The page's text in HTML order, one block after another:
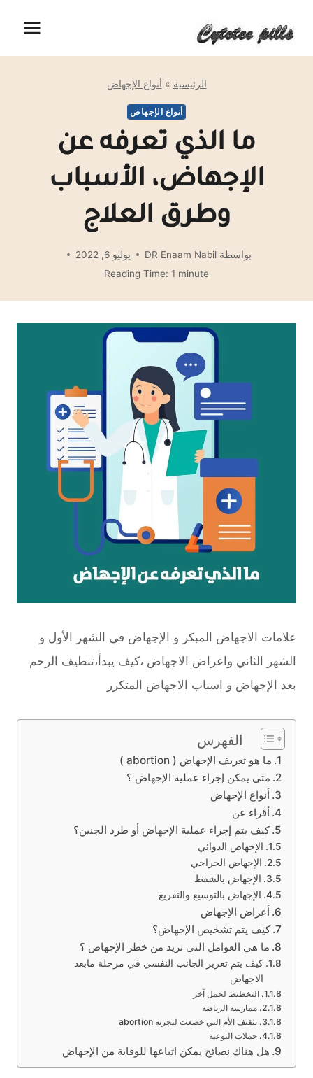
المحتوى
الرئيسية » أنواع الإجهاض
أنواع الإجهاض
ما الذي تعرفه عن
الإجهاض، الأسباب
وطرق العلاج
بواسطة DR Enaam Nabil
يوليو 6, 2022
Reading Time: 1 minute
علامات الاجهاض المبكر و الإجهاض في الشهر الأول و
الشهر الثاني واعراض الاجهاض ،كيف يبدأ،تنظيف الرحم
بعد الإجهاض و اسباب الاجهاض المتكرر
الفهرس
ما هو تعريف الإجهاض ( abortion )
متى يمكن إجراء عملية الإجهاض ؟
أنواع الإجهاض
أقراء عن
كيف يتم إجراء عملية الإجهاض أو طرد الجنين؟
الإجهاض الدوائي
الإجهاض الجراحي
الإجهاض بالشفط
الإجهاض بالتوسيع والتفريغ
أعراض الإجهاض
كيف يتم تشخيص الإجهاض؟
ما هي العوامل التي تزيد من خطر الإجهاض ؟
كيف يتم تعزيز الجانب النفسي في مرحلة مابعد
الاجهاض
التخطيط لحمل آخر
ممارسة الرياضة
تثقيف الأم التي خضعت لتجربة abortion
حملات التوعية
هل هناك نصائح يمكن اتباعها للوقاية من الإجهاض